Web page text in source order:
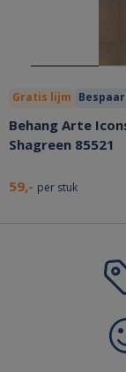
Gratis lijm
Behang Arte
Shagreen 85521
59,- per stuk